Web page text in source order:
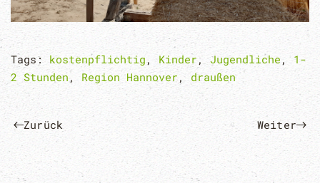
Tags: kostenpflichtig , Kinder , Jugendliche , 1-
2 Stunden, Region Hannover, draußen
Zurück Weiter